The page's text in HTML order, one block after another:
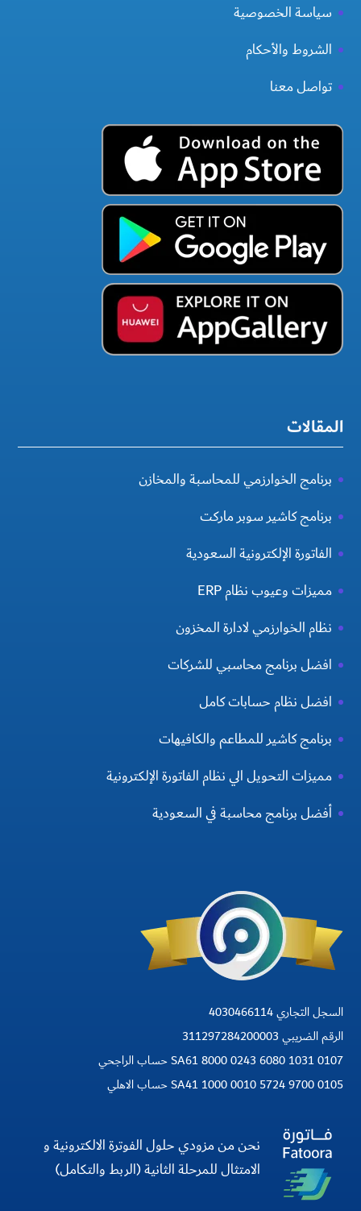
سياسة الخصوصية
الشروط والأحكام
تواصل معنا
المقالات
برنامج الخوارزمي للمحاسبة والمخازن
برنامج كاشير سوبر ماركت
الفاتورة الإلكترونية السعودية
مميزات وعيوب نظام ERP
نظام الخوارزمي لادارة المخزون
افضل برنامج محاسبي للشركات
افضل نظام حسابات كامل
برنامج كاشير للمطاعم والكافيهات
مميزات التحويل الي نظام الفاتورة الإلكترونية
أفضل برنامج محاسبة في السعودية
السجل التجاري 4030466114
الرقم الضريبي 311297284200003
SA61 8000 0243 6080 1031 0107 حساب الراجحي
SA41 1000 0010 5724 9700 0105 حساب الاهلي
نحن من مزودي حلول الفوترة الالكترونية و
الامتثال للمرحلة الثانية (الربط والتكامل)